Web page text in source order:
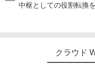
中枢としての役割転換を
クラウド